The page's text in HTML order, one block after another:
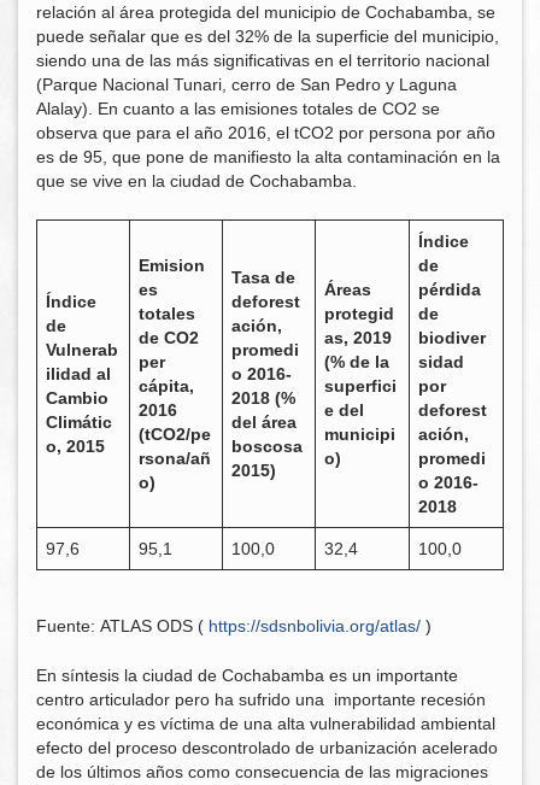
relación al área protegida del municipio de Cochabamba, se
puede señalar que es del 32% de la superficie del municipio,
siendo una de las más significativas en el territorio nacional
(Parque Nacional Tunari, cerro de San Pedro y Laguna
Alalay). En cuanto a las emisiones totales de CO2 se
observa que para el año 2016, el tCO2 por persona por año
es de 95, que pone de manifiesto la alta contaminación en la
que se vive en la ciudad de Cochabamba.
Índice
de
Vulnerab
ilidad al
Cambio
Climátic
o, 2015
Emision
es
totales
de CO2
per
cápita,
2016
(tCO2/pe
rsona/añ
o)
Tasa de
deforest
ación,
promedi
o 2016-
2018 (%
del área
boscosa
2015)
Áreas
protegid
as, 2019
(% de la
superfici
e del
municipi
o)
Índice
de
pérdida
de
biodiver
sidad
por
deforest
ación,
promedi
o 2016-
2018
97,6 95,1 100,0 32,4 100,0
Fuente: ATLAS ODS ( https://sdsnbolivia.org/atlas/ )
En síntesis la ciudad de Cochabamba es un importante
centro articulador pero ha sufrido una importante recesión
económica y es víctima de una alta vulnerabilidad ambiental
efecto del proceso descontrolado de urbanización acelerado
de los últimos años como consecuencia de las migraciones